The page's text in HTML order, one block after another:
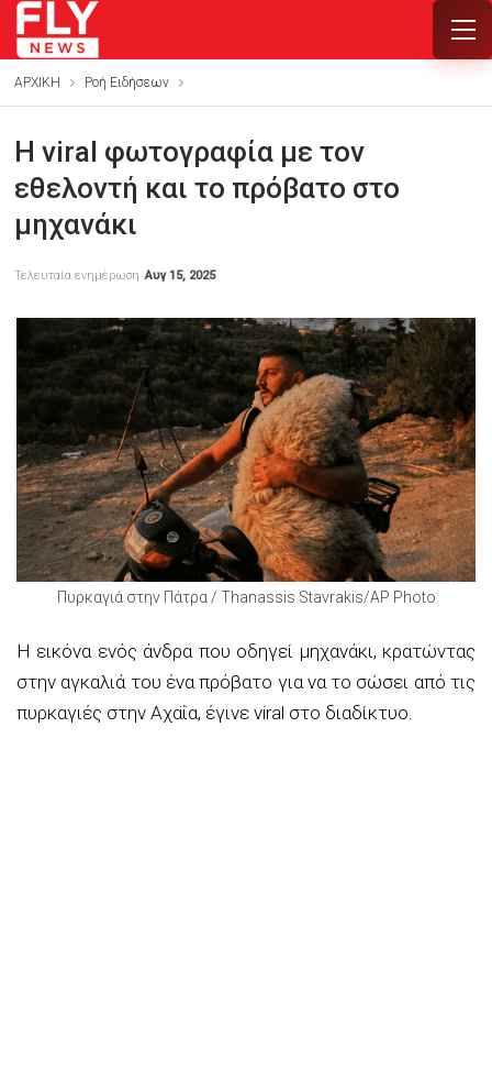
ΑΡΧΙΚΗ Ροή Ειδήσεων
Η viral φωτογραφία με τον
εθελοντή και το πρόβατο στο
μηχανάκι
Τελευταία ενημέρωση Αυγ 15, 2025
Πυρκαγιά στην Πάτρα / Thanassis Stavrakis/AP Photo
Η εικόνα ενός άνδρα που οδηγεί μηχανάκι, κρατώντας
στην αγκαλιά του ένα πρόβατο για να το σώσει από τις
πυρκαγιές στην Αχαΐα, έγινε viral στο διαδίκτυο.